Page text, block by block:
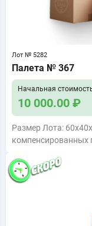
Лот № 5282
Палета № 367
Начальная
10 000.00 ₽
Размер Лота:
компенсированных